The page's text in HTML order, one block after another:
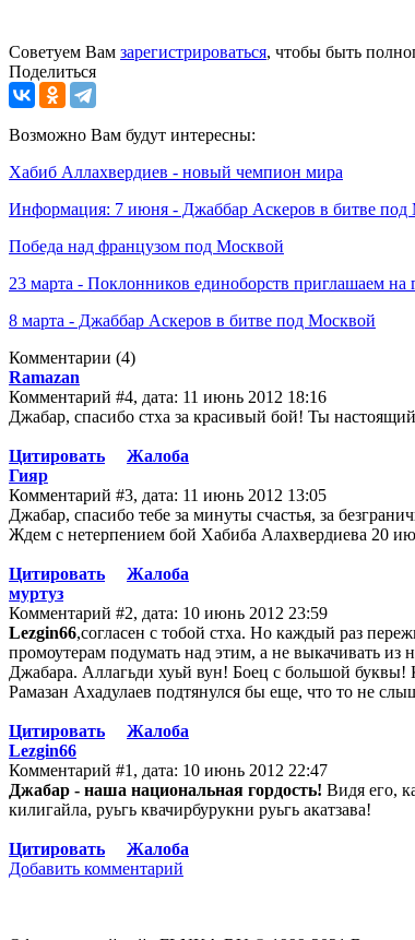
Советуем Вам зарегистрироваться, чтобы быть
Поделиться
Возможно Вам будут интересны:
Хабиб Аллахвердиев - новый чемпион мира
Информация: 7 июня - Джаббар Аскеров в битве под
Победа над французом под Москвой
23 марта - Поклонников единоборств приглашаем
8 марта - Джаббар Аскеров в битве под Москвой
Комментарии (4)
Ramazan
Комментарий #4, дата: 11 июнь 2012 18:16
Джабар, спасибо стха за красивый бой! Ты
Цитировать
Жалоба
Гияр
Комментарий #3, дата: 11 июнь 2012 13:05
Джабар, спасибо тебе за минуты счастья, за
Ждем с нетерпением бой Хабиба Алахвердиева 20
Цитировать
Жалоба
муртуз
Комментарий #2, дата: 10 июнь 2012 23:59
Lezgin66,согласен с тобой стха. Но каждый раз
промоутерам подумать над этим, а не выкачивать
Джабара. Аллагьди хуьй вун! Боец с большой
Рамазан Ахадулаев подтянулся бы еще, что то не
Цитировать
Жалоба
Lezgin66
Комментарий #1, дата: 10 июнь 2012 22:47
Джабар - наша национальная гордость! Видя его,
килигайла, руьгь квачирбурукни руьгь акатзава!
Цитировать
Жалоба
Добавить комментарий